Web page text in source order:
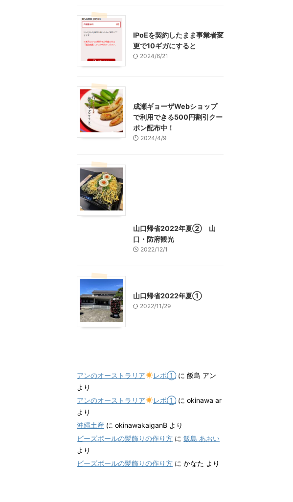
IPoEを契約したまま事業者変
更で10ギガにすると
2024/6/21
成瀬ギョーザWebショップ
で利用できる500円割引クー
ポン配布中！
2024/4/9
山口帰省2022年夏② 山
口・防府観光
2022/12/1
山口帰省2022年夏①
2022/11/29
アンのオーストラリア レポ①に 飯島 アン
より
アンのオーストラリア
レポ①に okinawa ar
より
沖縄土産 に okinawakaiganB より
ビーズボールの髪飾りの作り方 に 飯島 あおい
より
ビーズボールの髪飾りの作り方 に かなた より